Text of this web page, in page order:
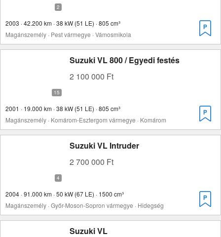
2003 · 42.200 km · 38 kW (51 LE) · 805 cm³
Magánszemély · Pest vármegye · Vámosmikola
Suzuki VL 800 / Egyedi festés
2 100 000 Ft
2001 · 19.000 km · 38 kW (51 LE) · 805 cm³
Magánszemély · Komárom-Esztergom vármegye · Komárom
Suzuki VL Intruder
2 700 000 Ft
2004 · 91.000 km · 50 kW (67 LE) · 1500 cm³
Magánszemély · Győr-Moson-Sopron vármegye · Hidegség
Suzuki VL